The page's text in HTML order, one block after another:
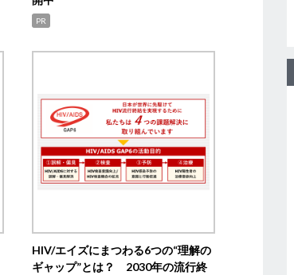
PR
HIV/エイズにまつわる6つの“理解の
ギャップ”とは？ 2030年の流行終